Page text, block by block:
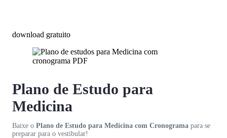
download gratuito
Plano de Estudo para
Medicina
Baixe o Plano de Estudo para Medicina com Cronograma para se
preparar para o vestibular!